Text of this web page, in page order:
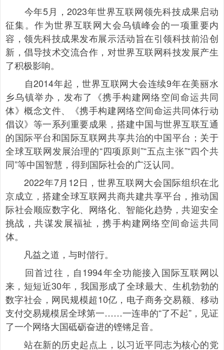
今年5月，2023年世界互联网领先科技成果启动
征集。作为世界互联网大会乌镇峰会的一项重要内
容，领先科技成果发布展示活动旨在引领科技前沿创
新，倡导技术交流合作，对世界互联网科技发展产生
了积极影响。
自2014年起，世界互联网大会连续9年在美丽水
乡乌镇举办，发布了《携手构建网络空间命运共同
体》概念文件、《携手构建网络空间命运共同体行动
倡议》等一系列重要成果，搭建中国与世界互联互通
的国际平台和国际互联网共享共治的中国平台；关于
全球互联网发展治理的“四项原则”“五点主张”“四个共
同”等中国智慧，得到国际社会的广泛认同。
2022年7月12日，世界互联网大会国际组织在北
京成立，搭建全球互联网共商共建共享平台，推动国
际社会顺应数字化、网络化、智能化趋势，共迎安全
挑战，共谋发展福祉，携手构建网络空间命运共同
体。
凡益之道，与时偕行。
回首过往，自1994年全功能接入国际互联网以
来，短短近30年，我国形成了全球最大、生机勃勃的
数字社会，网民规模超10亿，电子商务交易额、移动
支付交易规模居全球第一……一连串的“了不起”，见证
了一个网络大国砥砺奋进的铿锵足音。
站在新的历史起点上，以习近平同志为核心的党